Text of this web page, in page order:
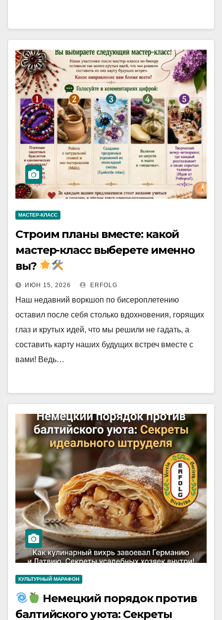
МАСТЕР-КЛАСС
Строим планы вместе: какой
мастер-класс выберете именно
вы?
ИЮН 15, 2026 ERFOLG
Наш недавний воркшоп по бисероплетению
оставил после себя столько вдохновения, горящих
глаз и крутых идей, что мы решили не гадать, а
составить карту наших будущих встреч вместе с
вами! Ведь…
КУЛЬТУРНЫЙ МАРАФОН
Немецкий порядок против
балтийского уюта: Секреты